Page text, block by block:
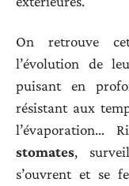
On retrouve
l’évolution de
puisant en
résistant aux
l’évaporation…
stomates,
s’ouvrent et se